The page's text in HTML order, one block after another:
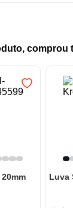
comprou
Luva